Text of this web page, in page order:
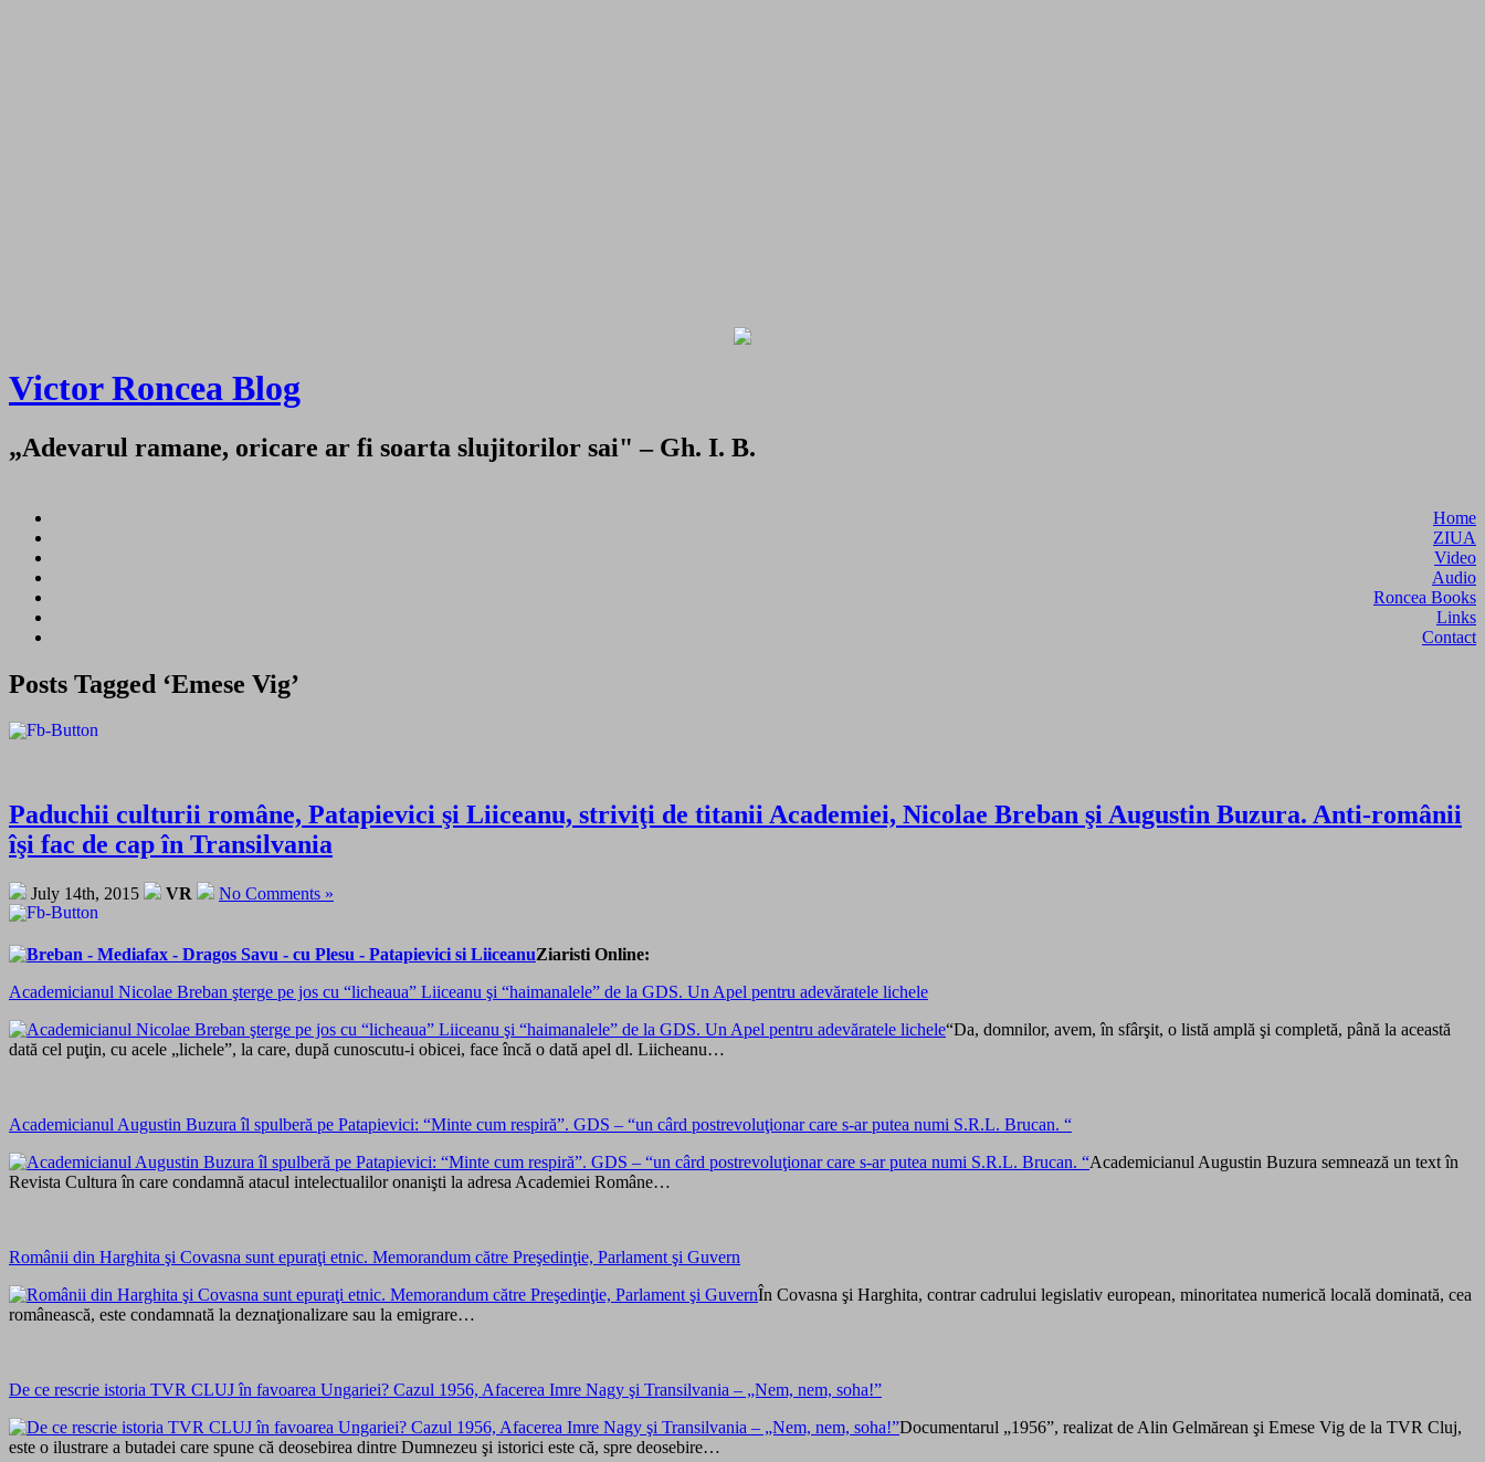
Victor Roncea Blog
„Adevarul ramane, oricare ar fi soarta slujitorilor sai" – Gh. I. B.
Home
ZIUA
Video
Audio
Roncea Books
Links
Contact
Posts Tagged ‘Emese Vig’
Paduchii culturii române, Patapievici şi Liiceanu, striviţi de titanii Academiei, Nicolae Breban şi Augustin Buzura. Anti-românii
îşi fac de cap în Transilvania
July 14th, 2015 VR No Comments »
Ziaristi Online:
Academicianul Nicolae Breban şterge pe jos cu “licheaua” Liiceanu şi “haimanalele” de la GDS. Un Apel pentru adevăratele lichele
“Da, domnilor, avem, în sfârşit, o listă amplă şi completă, până la această
dată cel puţin, cu acele „lichele”, la care, după cunoscutu-i obicei, face încă o dată apel dl. Liicheanu…
Academicianul Augustin Buzura îl spulberă pe Patapievici: “Minte cum respiră”. GDS – “un cârd postrevoluţionar care s-ar putea numi S.R.L. Brucan. “
Academicianul Augustin Buzura semnează un text în
Revista Cultura în care condamnă atacul intelectualilor onanişti la adresa Academiei Române…
Românii din Harghita şi Covasna sunt epuraţi etnic. Memorandum către Preşedinţie, Parlament şi Guvern
În Covasna şi Harghita, contrar cadrului legislativ european, minoritatea numerică locală dominată, cea
românească, este condamnată la deznaţionalizare sau la emigrare…
De ce rescrie istoria TVR CLUJ în favoarea Ungariei? Cazul 1956, Afacerea Imre Nagy şi Transilvania – „Nem, nem, soha!”
Documentarul „1956”, realizat de Alin Gelmărean şi Emese Vig de la TVR Cluj,
este o ilustrare a butadei care spune că deosebirea dintre Dumnezeu şi istorici este că, spre deosebire…